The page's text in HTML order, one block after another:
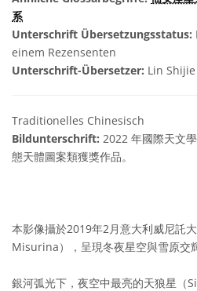
系
Unterschrift Übersetzungsstatus:
einem Rezensenten
Unterschrift-Übersetzer: Lin Shijie
Traditionelles Chinesisch
Bildunterschrift: 2022 年國際天文
態天體圖案類獲獎作品。
本影像攝於2019年2月意大利威尼託
Misurina），呈現冬夜星空與雪原交
銀河弧光下，夜空中最亮的天狼星（